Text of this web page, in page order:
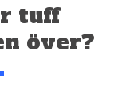
tuff
över?